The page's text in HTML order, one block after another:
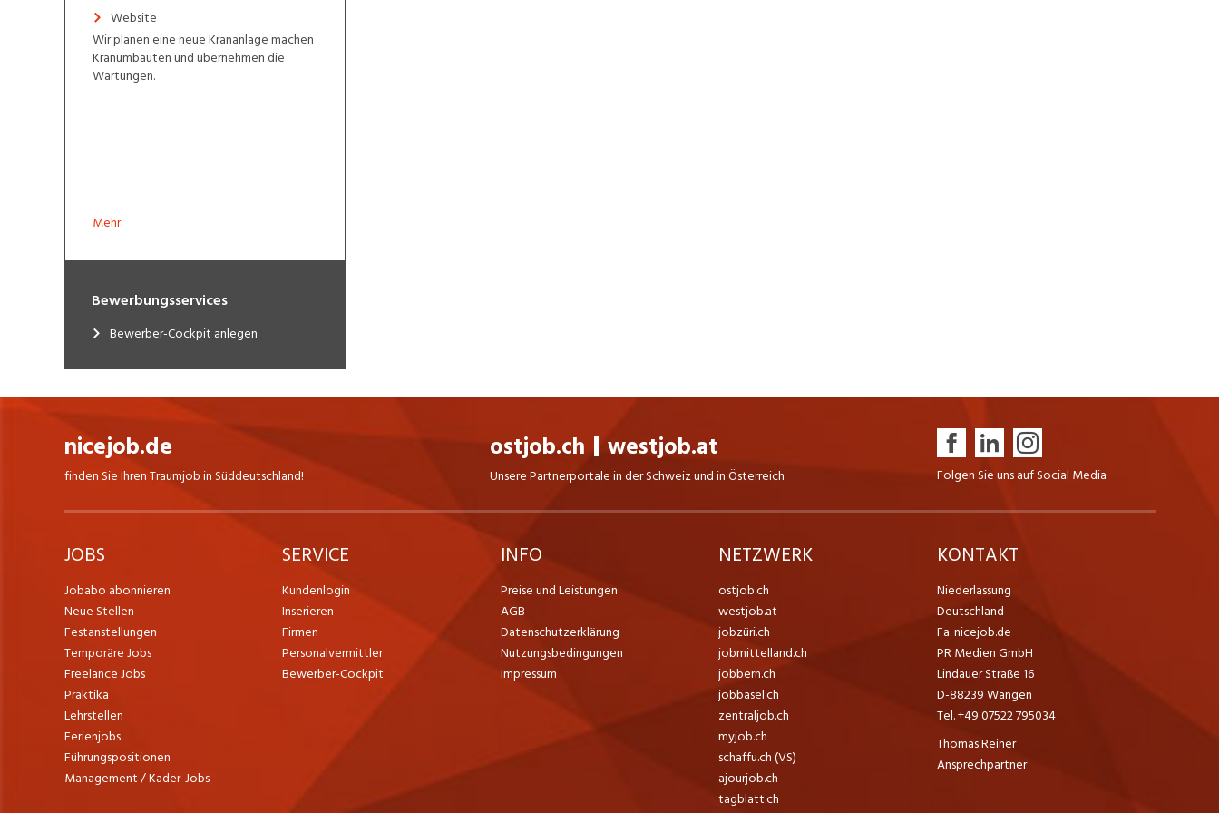
Website
Wir planen eine neue Krananlage machen
Kranumbauten und übernehmen die
Wartungen.
Mehr
Bewerbungsservices
Bewerber-Cockpit anlegen
nicejob.de
finden Sie Ihren Traumjob in Süddeutschland!
ostjob.ch westjob.at
Unsere Partnerportale in der Schweiz und in Österreich Folgen Sie uns auf Social Media
JOBS
Jobabo abonnieren
Neue Stellen
Festanstellungen
Temporäre Jobs
Freelance Jobs
Praktika
Lehrstellen
Ferienjobs
Führungspositionen
Management / Kader-Jobs
SERVICE
Kundenlogin
Inserieren
Firmen
Personalvermittler
Bewerber-Cockpit
INFO
Preise und Leistungen
AGB
Datenschutzerklärung
Nutzungsbedingungen
Impressum
NETZWERK
ostjob.ch
westjob.at
jobzüri.ch
jobmittelland.ch
jobbern.ch
jobbasel.ch
zentraljob.ch
myjob.ch
schaffu.ch (VS)
ajourjob.ch
tagblatt.ch
KONTAKT
Niederlassung
Deutschland
Fa. nicejob.de
PR Medien GmbH
Lindauer Straße 16
D-88239 Wangen
Tel. +49 07522 795034
Thomas Reiner
Ansprechpartner